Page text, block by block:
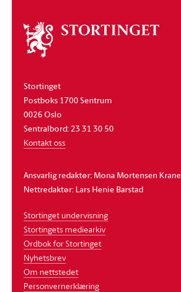
Om
stortinget
Stortinget
Postboks 1700 Sentrum
0026 Oslo
Sentralbord: 23 31 30 50
Kontakt oss
Ansvarlig redaktør: Mona Mortensen Krane
Nettredaktør: Lars Henie Barstad
Stortinget undervisning
Stortingets mediearkiv
Ordbok for Stortinget
Nyhetsbrev
Om nettstedet
Personvernerklæring